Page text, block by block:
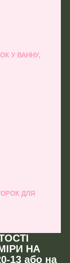
У ВАННУ,
ДЛЯ
НА
13 або на